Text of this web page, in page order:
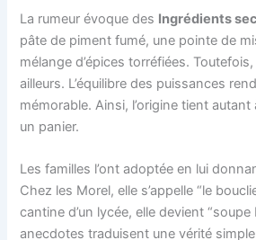
La rumeur évoque des Ingrédients
pâte de piment fumé, une pointe de
mélange d’épices torréfiées.
ailleurs. L’équilibre des puissances
mémorable. Ainsi, l’origine tient autant
un panier.
Les familles l’ont adoptée en lui
Chez les Morel, elle s’appelle “le
cantine d’un lycée, elle devient “soupe
anecdotes traduisent une vérité